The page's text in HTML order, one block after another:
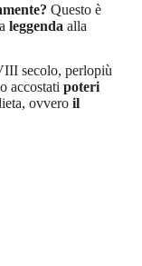
Questo è
leggenda alla
secolo, perlopiù
accostati poteri
ovvero il